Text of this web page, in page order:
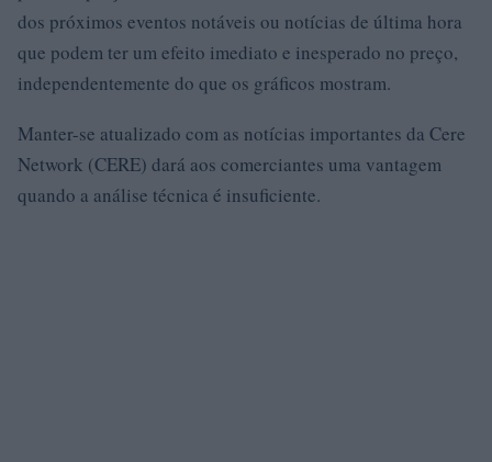
dos próximos eventos notáveis ​​ou notícias de última hora
que podem ter um efeito imediato e inesperado no preço,
independentemente do que os gráficos mostram.
Manter-se atualizado com as notícias importantes da Cere
Network (CERE) dará aos comerciantes uma vantagem
quando a análise técnica é insuficiente.